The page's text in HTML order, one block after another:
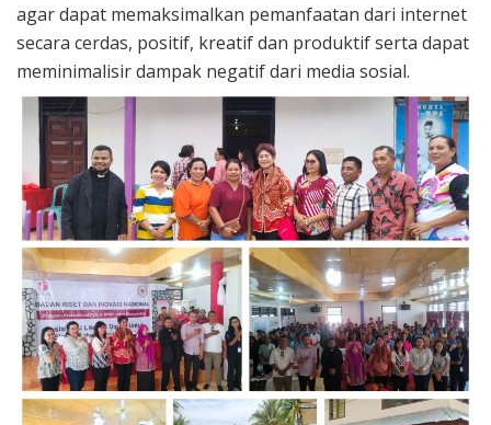
agar dapat memaksimalkan pemanfaatan dari internet
secara cerdas, positif, kreatif dan produktif serta dapat
meminimalisir dampak negatif dari media sosial.